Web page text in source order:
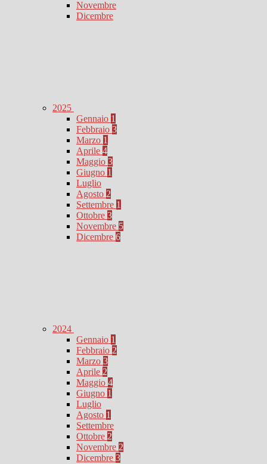
Novembre
Dicembre
2025
Gennaio 1
Febbraio 3
Marzo 1
Aprile 4
Maggio 3
Giugno 1
Luglio
Agosto 2
Settembre 1
Ottobre 3
Novembre 5
Dicembre 6
2024
Gennaio 1
Febbraio 2
Marzo 3
Aprile 2
Maggio 4
Giugno 1
Luglio
Agosto 1
Settembre
Ottobre 2
Novembre 2
Dicembre 3